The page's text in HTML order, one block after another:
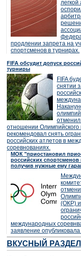
продлении запрета на
спортсменов в турнирах.
FIFA обсудит допуск
турниры
FIFA
снятии
отменил
отношении Олимпийского
рекомендовал снять
российских атлетов в
соревнованиях.
МОК "приостановил
российских
получив нужные ему
(ОКР) и
международных
заявление
ВКУСНЫЙ РАЗДЕЛ